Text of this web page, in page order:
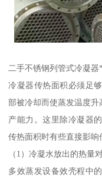
二手不锈钢列管式冷凝器*
冷凝器传热面积必须足
部被冷却而使蒸发温度升
产能力。这里除冷凝器
传热面积时有些直接影响
（1）冷凝水放出的热量
多效蒸发设备效壳程中